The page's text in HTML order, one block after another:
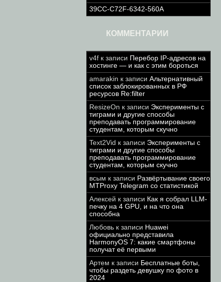
39CC-C72F-6342-560A
КОММЕНТАРИИ
v4f к записи Перебор IP-адресов на
хостинге — и как с этим бороться
amarakin к записи Альтернативный
список заблокированных в РФ
ресурсов Re:filter
ResizeOn к записи Эксперименты с
тиграми и другие способы
преподавать программирование
студентам, которым скучно
Text2Vid к записи Эксперименты с
тиграми и другие способы
преподавать программирование
студентам, которым скучно
всым к записи Развёртывание своего
MTProxy Telegram со статистикой
Алексей к записи Как я собрал LLM-
печку на 4 GPU, и на что она
способна
Любовь к записи Huawei
официально представила
HarmonyOS 7: какие смартфоны
получат её первыми
Артем к записи Бесплатные боты,
чтобы раздеть девушку по фото в
2024